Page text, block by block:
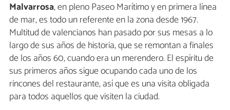
Malvarrosa, en pleno Paseo Marítimo y en primera línea
de mar, es todo un referente en la zona desde 1967.
Multitud de valencianos han pasado por sus mesas a lo
largo de sus años de historia, que se remontan a finales
de los años 60, cuando era un merendero. El espíritu de
sus primeros años sigue ocupando cada uno de los
rincones del restaurante, así que es una visita obligada
para todos aquellos que visiten la ciudad.